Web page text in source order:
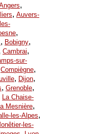
,
, Auvers-
,
, Bobigny,
Cambrai,
sur-
Compiègne,
, Dijon,
, Grenoble,
La Chaise-
Mesnière,
les-Alpes,
les-